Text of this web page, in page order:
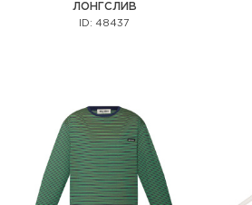
ЛОНГСЛИВ
ID: 48437